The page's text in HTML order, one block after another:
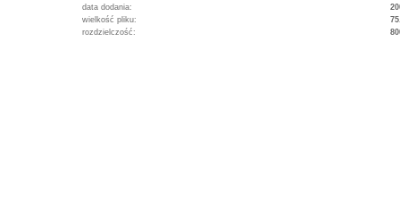
data dodania:
wielkość pliku:
rozdzielczość: